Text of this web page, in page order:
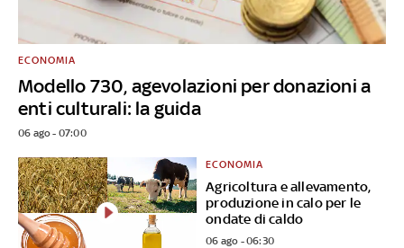
Modello 730, agevolazioni per donazioni a
enti culturali: la guida
ECONOMIA
06 ago - 07:00
Agricoltura e allevamento,
produzione in calo per le
ondate di caldo
ECONOMIA
06 ago - 06:30